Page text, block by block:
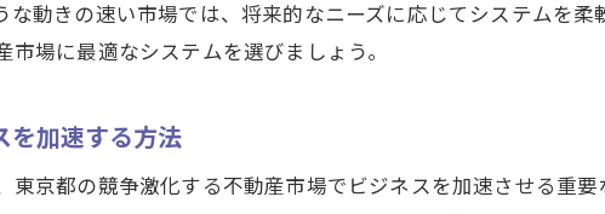
な動きの速い市場では、将来的なニーズに応じてシステムを
場に最適なシステムを選びましょう。
を加速する方法
東京都の競争激化する不動産市場でビジネスを加速させる重